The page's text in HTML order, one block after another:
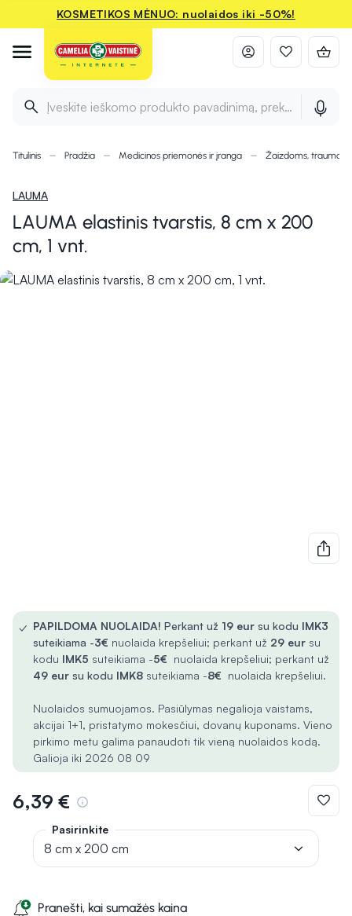
KOSMETIKOS MĖNUO: nuolaidos iki -50%!
Įveskite ieškomo produkto pavadinimą, prekės ženklą ir
Titulinis Pradžia Medicinos priemonės ir įranga Žaizdoms,
LAUMA
LAUMA elastinis tvarstis, 8 cm x 200
cm, 1 vnt.
✓ PAPILDOMA NUOLAIDA! Perkant už 19 eur su kodu IMK3
suteikiama -3€ nuolaida krepšeliui; perkant už 29 eur su
kodu IMK5 suteikiama -5€ nuolaida krepšeliui; perkant už
49 eur su kodu IMK8 suteikiama -8€ nuolaida krepšeliui.
Nuolaidos sumuojamos. Pasiūlymas negalioja vaistams,
akcijai 1+1, pristatymo mokesčiui, dovanų kuponams. Vieno
pirkimo metu galima panaudoti tik vieną nuolaidos kodą.
Galioja iki 2026 08 09
6,39 €
Pranešti, kai sumažės kaina
Pasirinkite
8 cm x 200 cm